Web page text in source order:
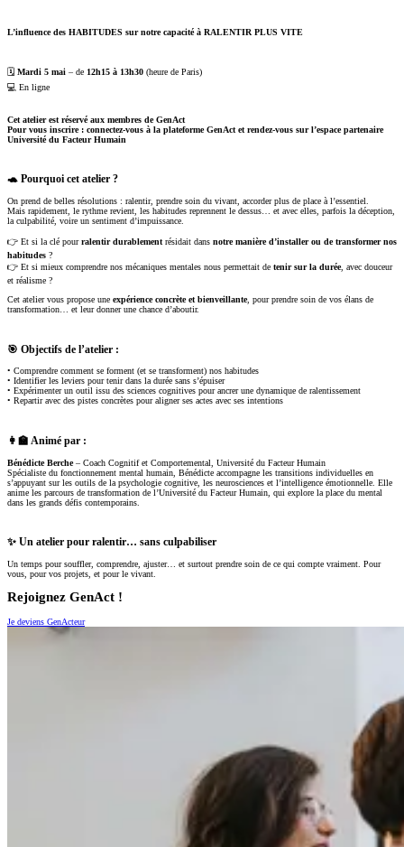
L’influence des HABITUDES sur notre capacité à RALENTIR PLUS VITE
🗓️ Mardi 5 mai – de 12h15 à 13h30 (heure de Paris)
💻 En ligne
Cet atelier est réservé aux membres de GenAct
Pour vous inscrire : connectez-vous à la plateforme GenAct et rendez-vous sur l’espace partenaire
Université du Facteur Humain
🐢 Pourquoi cet atelier ?
On prend de belles résolutions : ralentir, prendre soin du vivant, accorder plus de place à l’essentiel.
Mais rapidement, le rythme revient, les habitudes reprennent le dessus… et avec elles, parfois la déception,
la culpabilité, voire un sentiment d’impuissance.
👉 Et si la clé pourralentir durablement résidait dans notre manière d’installer ou de transformer nos
habitudes ?
👉 Et si mieux comprendre nos mécaniques mentales nous permettait de tenir sur la durée, avec douceur
et réalisme ?
Cet atelier vous propose une expérience concrète et bienveillante, pour prendre soin de vos élans de
transformation… et leur donner une chance d’aboutir.
🎯 Objectifs de l’atelier :
• Comprendre comment se forment (et se transforment) nos habitudes
• Identifier les leviers pour tenir dans la durée sans s’épuiser
• Expérimenter un outil issu des sciences cognitives pour ancrer une dynamique de ralentissement
• Repartir avec des pistes concrètes pour aligner ses actes avec ses intentions
👩‍🏫 Animé par :
Bénédicte Berche– Coach Cognitif et Comportemental, Université du Facteur Humain
Spécialiste du fonctionnement mental humain, Bénédicte accompagne les transitions individuelles en
s’appuyant sur les outils de la psychologie cognitive, les neurosciences et l’intelligence émotionnelle. Elle
anime les parcours de transformation de l’Université du Facteur Humain, qui explore la place du mental
dans les grands défis contemporains.
✨ Un atelier pour ralentir… sans culpabiliser
Un temps pour souffler, comprendre, ajuster… et surtout prendre soin de ce qui compte vraiment. Pour
vous, pour vos projets, et pour le vivant.
Rejoignez GenAct !
Je deviens GenActeur